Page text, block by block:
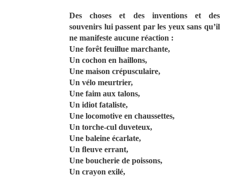
Des choses et des inventions et des
souvenirs lui passent par les yeux sans qu’il
ne manifeste aucune réaction :
Une forêt feuillue marchante,
Un cochon en haillons,
Une maison crépusculaire,
Un vélo meurtrier,
Une faim aux talons,
Un idiot fataliste,
Une locomotive en chaussettes,
Un torche-cul duveteux,
Une baleine écarlate,
Un ﬂeuve errant,
Une boucherie de poissons,
Un crayon exilé,